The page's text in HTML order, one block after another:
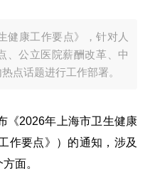
健康工作要点》，针对人
、公立医院薪酬改革、中
点话题进行工作部署。
《2026年上海市卫生健康
作要点》）的通知，涉及
面。